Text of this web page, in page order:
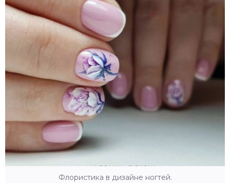
Флористика в дизайне ногтей.